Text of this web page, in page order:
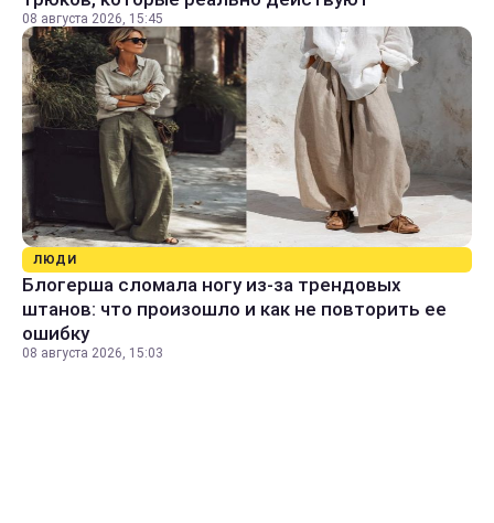
08 августа 2026, 15:45
ЛЮДИ
Блогерша сломала ногу из-за трендовых
штанов: что произошло и как не повторить ее
ошибку
08 августа 2026, 15:03